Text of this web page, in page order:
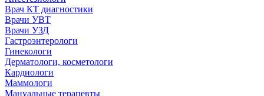
Врач КТ диагностики
Врачи УВТ
Врачи УЗД
Гастроэнтерологи
Гинекологи
Дерматологи, косметологи
Кардиологи
Маммологи
Мануальные терапевты